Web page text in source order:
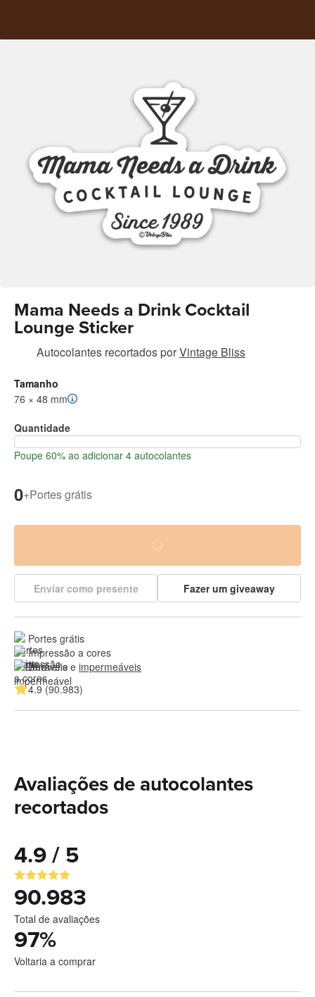
Mama Needs a Drink Cocktail
Lounge Sticker
Autocolantes recortadosporVintage Bliss
Tamanho
76 × 48 mm
Quantidade
Poupe 60% ao adicionar 4 autocolantes
0+Portes grátis
Enviar como presente Fazer um giveaway
Portes grátis
Impressão a cores
Duráveis e impermeáveis
4.9 (90.983)
Avaliações de autocolantes
recortados
4.9 / 5
90.983
Total de avaliações
97%
Voltaria a comprar